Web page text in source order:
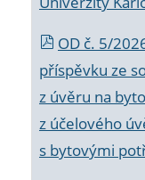
OD č. 5/
příspěvku ze
z úvěru na
z účelového
s bytovými